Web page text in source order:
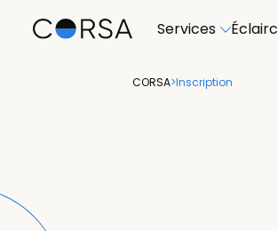
Services
CORSA>Inscription